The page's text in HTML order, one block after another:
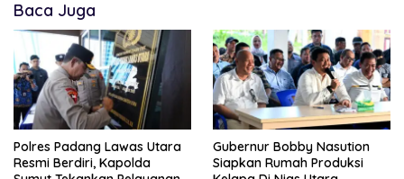
Baca Juga
Polres Padang Lawas Utara
Resmi Berdiri, Kapolda
Gubernur Bobby Nasution
Siapkan Rumah Produksi